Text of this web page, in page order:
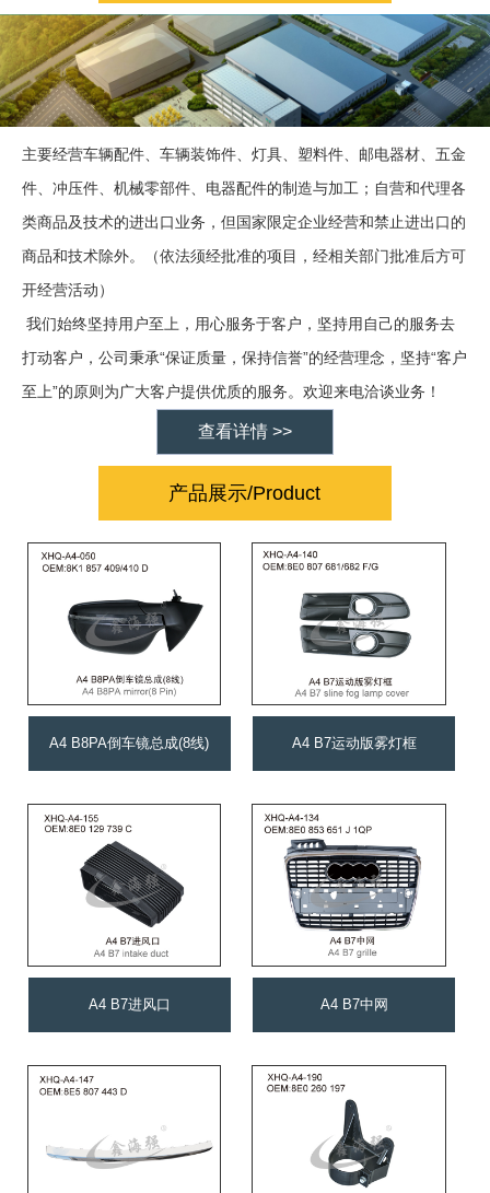
主要经营车辆配件、车辆装饰件、灯具、塑料件、邮电器材、五金
件、冲压件、机械零部件、电器配件的制造与加工；自营和代理各
类商品及技术的进出口业务，但国家限定企业经营和禁止进出口的
商品和技术除外。（依法须经批准的项目，经相关部门批准后方可
开经营活动）
我们始终坚持用户至上，用心服务于客户，坚持用自己的服务去
打动客户，公司秉承“保证质量，保持信誉”的经营理念，坚持“客户
至上”的原则为广大客户提供优质的服务。欢迎来电洽谈业务！
查看详情 >>
产品展示/Product
A4 B8PA倒车镜总成(8线) A4 B7运动版雾灯框
A4 B7进风口 A4 B7中网